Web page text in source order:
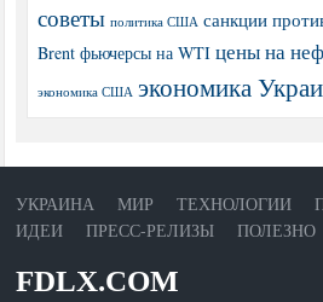
советы политика США санкции
Brent фьючерсы на WTI цены на
экономика США экономика
УКРАИНА МИР ТЕХНОЛОГИИ
ИДЕИ
ПРЕСС-РЕЛИЗЫ ПОЛЕЗНО
FDLX.COM